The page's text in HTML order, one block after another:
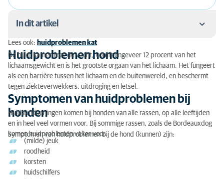
In dit artikel
Huidproblemen hond
Symptomen van huidproblemen bij honden
Oorzaken van huidproblemen bij honden
Wanneer naar de dermatoloog voor de hond?
Huidproblemen door voeding
Onderzoek en behandeling van huidproblemen bij
honden
Lees ook: huidproblemen kat
Huidproblemen hond
De huid, samen met de vacht, vormt ongeveer 12 procent van het
lichaamsgewicht en is het grootste orgaan van het lichaam. Het fungeert
als een barrière tussen het lichaam en de buitenwereld, en beschermt
tegen ziekteverwekkers, uitdroging en letsel.
Symptomen van huidproblemen bij
honden
Huidaandoeningen komen bij honden van alle rassen, op alle leeftijden
en in heel veel vormen voor. Bij sommige rassen, zoals de Bordeauxdog
komen huidproblemen vaker voor.
Symptomen van huidproblemen bij de hond (kunnen) zijn:
(milde) jeuk
roodheid
korsten
huidschilfers